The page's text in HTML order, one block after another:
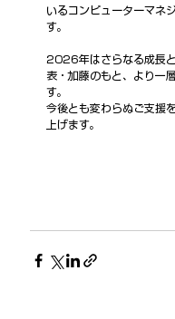
いるコンピューターマネ
す。
2026年はさらなる成長
表・加藤のもと、より一
す。
今後とも変わらぬご支援
上げます。